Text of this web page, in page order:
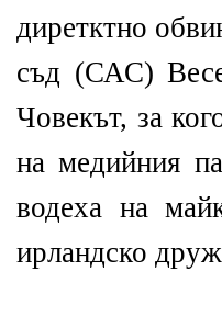
диретктно
съд (САС)
Човекът, за
на медийния
водеха на
ирландско